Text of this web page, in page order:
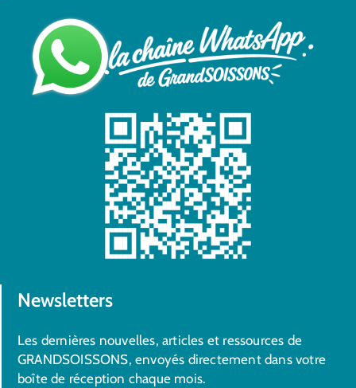
Newsletters
Les dernières nouvelles, articles et ressources de
GRANDSOISSONS, envoyés directement dans votre
boîte de réception chaque mois.